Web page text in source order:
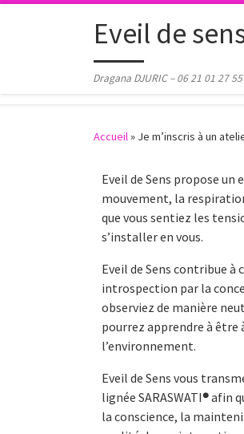
Passer au contenuEveil de
Dragana DJURIC – 06 21 01 27
Accueil» Je m’inscris à un
Eveil de Sens propose un
mouvement, la
que vous sentiez les
s’installer en vous.
Eveil de Sens contribue
introspection par la
observiez de manière
pourrez apprendre à être
l’environnement.
Eveil de Sens vous
lignée SARASWATI®afin
la conscience, la